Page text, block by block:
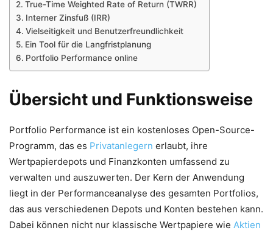
True-Time Weighted Rate of Return (TWRR)
Interner Zinsfuß (IRR)
Vielseitigkeit und Benutzerfreundlichkeit
Ein Tool für die Langfristplanung
Portfolio Performance online
Übersicht und Funktionsweise
Portfolio Performance ist ein kostenloses Open-Source-
Programm, das es Privatanlegern erlaubt, ihre
Wertpapierdepots und Finanzkonten umfassend zu
verwalten und auszuwerten. Der Kern der Anwendung
liegt in der Performanceanalyse des gesamten Portfolios,
das aus verschiedenen Depots und Konten bestehen kann.
Dabei können nicht nur klassische Wertpapiere wie Aktien